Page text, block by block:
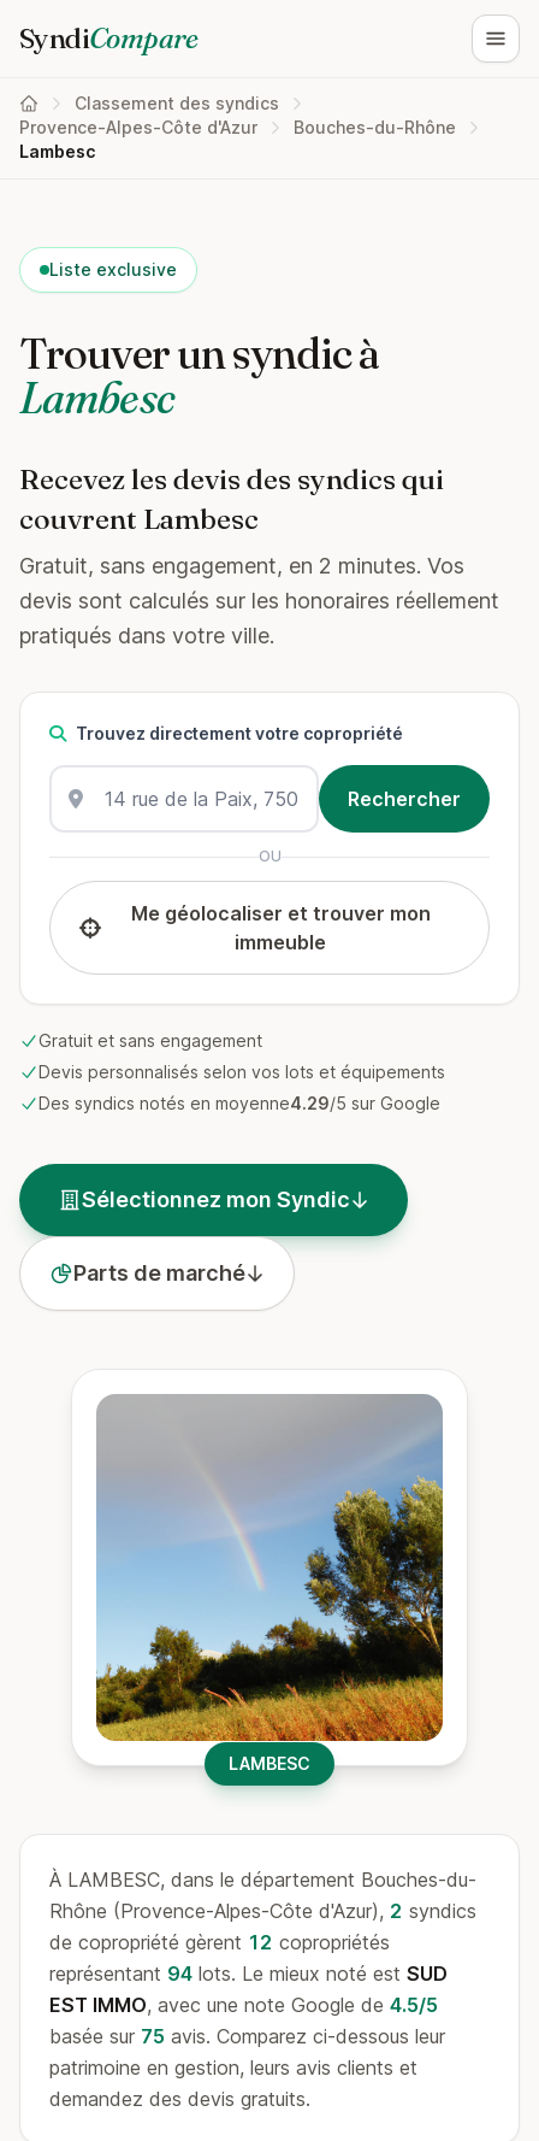
SyndiCompare
Classement des syndics
Provence-Alpes-Côte d'Azur
Bouches-du-Rhône
Lambesc
Liste exclusive
Trouver un syndic à
Lambesc
Recevez les devis des syndics qui
couvrent Lambesc
Gratuit, sans engagement, en 2 minutes. Vos
devis sont calculés sur les honoraires réellement
pratiqués dans votre ville.
Trouvez directement votre copropriété
OU
Me géolocaliser et trouver mon
immeuble
Gratuit et sans engagement
Devis personnalisés selon vos lots et équipements
Des syndics notés en moyenne4.29/5 sur Google
Sélectionnez mon Syndic
Parts de marché
LAMBESC
À LAMBESC, dans le département Bouches-du-
Rhône (Provence-Alpes-Côte d'Azur), 2 syndics
de copropriété gèrent 12 copropriétés
représentant 94 lots. Le mieux noté est SUD
EST IMMO, avec une note Google de 4.5/5
basée sur 75 avis. Comparez ci-dessous leur
patrimoine en gestion, leurs avis clients et
demandez des devis gratuits.